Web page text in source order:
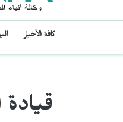
كافة الأخبار